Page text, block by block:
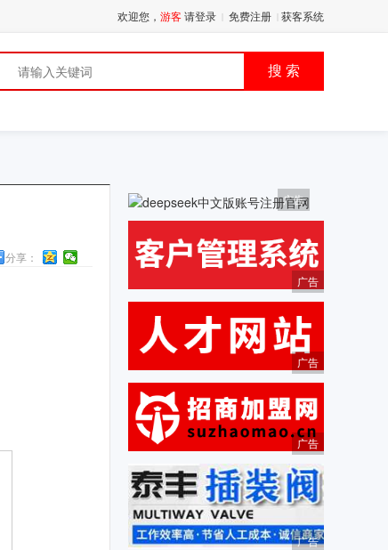
欢迎您， 游客请登录 免费注册 获客系统
搜 索
分享：
广告
广告
广告
广告
广告